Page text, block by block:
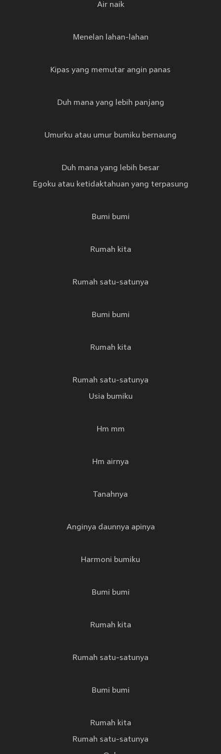
Air naik
Menelan lahan-lahan
Kipas yang memutar angin panas
Duh mana yang lebih panjang
Umurku atau umur bumiku bernaung
Duh mana yang lebih besar
Egoku atau ketidaktahuan yang terpasung
Bumi bumi
Rumah kita
Rumah satu-satunya
Bumi bumi
Rumah kita
Rumah satu-satunya
Usia bumiku
Hm mm
Hm airnya
Tanahnya
Anginya daunnya apinya
Harmoni bumiku
Bumi bumi
Rumah kita
Rumah satu-satunya
Bumi bumi
Rumah kita
Rumah satu-satunya